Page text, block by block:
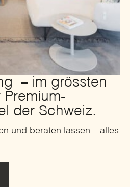
– im grössten
Premium-
der Schweiz.
und beraten lassen – alles